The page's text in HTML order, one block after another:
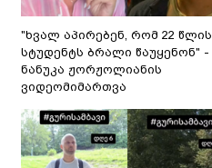
"ხვალ აპირებენ, რომ 22 წლის
სტუდენტს ბრალი წაუყენონ" -
ნანუკა ჟორჟოლიანის
ვიდეომიმართვა